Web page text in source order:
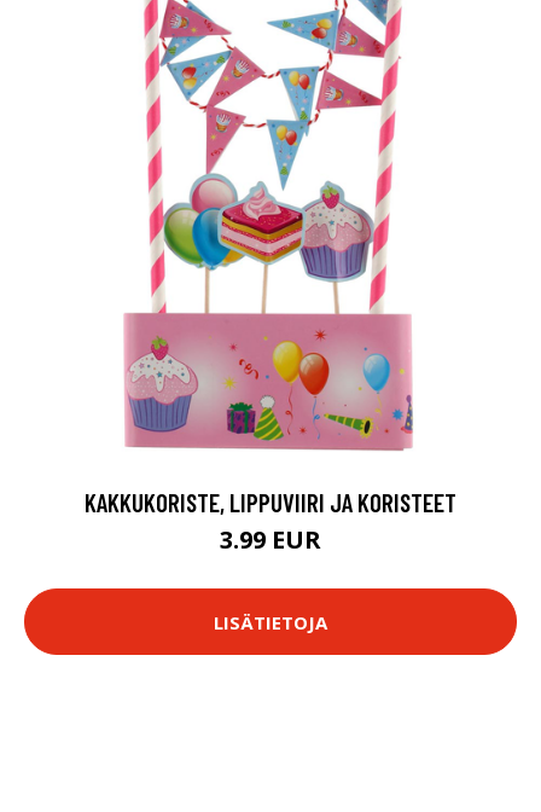
KAKKUKORISTE, LIPPUVIIRI JA KORISTEET
3.99 EUR
LISÄTIETOJA